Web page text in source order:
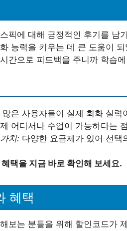
픽에 대해 긍정적인 후기를 남
능력을 키우는 데 큰 도움이
간으로 피드백을 주니까 학습
많은 사용자들이 실제 회화 실력
어디서나 수업이 가능하다는
치: 다양한 요금제가 있어 선택
택을 지금 바로 확인해 보세요.
혜택
보는 분들을 위해 할인코드가